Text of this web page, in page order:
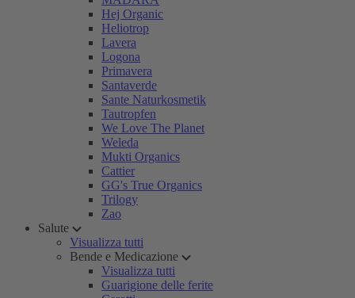
Hej Organic
Heliotrop
Lavera
Logona
Primavera
Santaverde
Sante Naturkosmetik
Tautropfen
We Love The Planet
Weleda
Mukti Organics
Cattier
GG's True Organics
Trilogy
Zao
Salute
Visualizza tutti
Bende e Medicazione
Visualizza tutti
Guarigione delle ferite